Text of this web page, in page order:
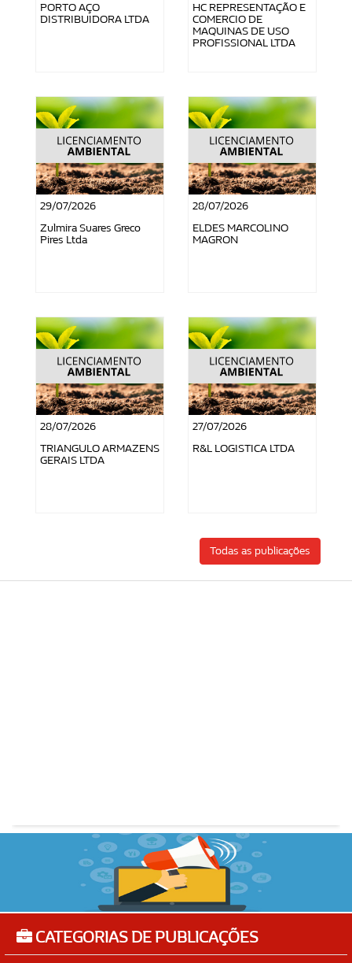
PORTO AÇO
DISTRIBUIDORA LTDA
HC REPRESENTAÇÃO E
COMERCIO DE
MAQUINAS DE USO
PROFISSIONAL LTDA
29/07/2026
Zulmira Suares Greco
Pires Ltda
28/07/2026
ELDES MARCOLINO
MAGRON
28/07/2026
TRIANGULO ARMAZENS
GERAIS LTDA
27/07/2026
R&L LOGISTICA LTDA
Todas as publicações
CATEGORIAS DE PUBLICAÇÕES